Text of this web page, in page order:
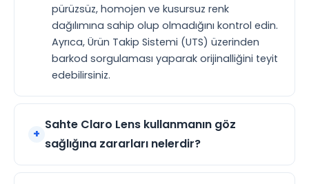
pürüzsüz, homojen ve kusursuz renk
dağılımına sahip olup olmadığını kontrol edin.
Ayrıca, Ürün Takip Sistemi (UTS) üzerinden
barkod sorgulaması yaparak orijinalliğini teyit
edebilirsiniz.
Sahte Claro Lens kullanmanın göz
sağlığına zararları nelerdir?